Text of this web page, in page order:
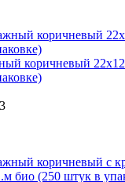
коричневый